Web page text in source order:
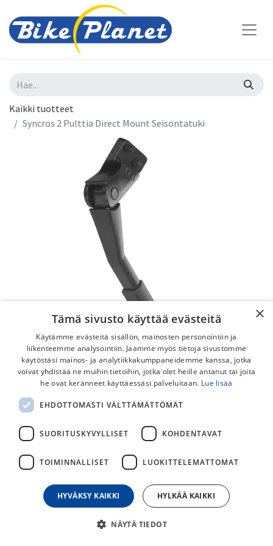
Kaikki tuotteet
Syncros 2 Pulttia Direct Mount Seisontatuki
Syncros 2 Pulttia Direct Mount
Seisontatuki
Tukeva pyörän jalka Scott ja Bergamont pyöriin.
Säädettävä Syncros seisontatuki direct-mount kiinnityksellä
takahaarukkaan. Soveltuu mm. Scott maastureihin.
29,00€
×
Tämä sivusto käyttää evästeitä
Käytämme evästeitä sisällön, mainosten personointiin ja
liikenteemme analysointiin. Jaamme myös tietoja sivustomme
käytöstäsi mainos- ja analytiikkakumppaneidemme kanssa, jotka
voivat yhdistää ne muihin tietoihin, jotka olet heille antanut tai joita
he ovat keränneet käyttäessäsi palveluitaan. Lue lisää
EHDOTTOMASTI VÄLTTÄMÄTTÖMÄT
SUORITUSKYVYLLISET KOHDENTAVAT
TOIMINNALLISET LUOKITTELEMATTOMAT
HYVÄKSY KAIKKI HYLKÄÄ KAIKKI
NÄYTÄ TIEDOT